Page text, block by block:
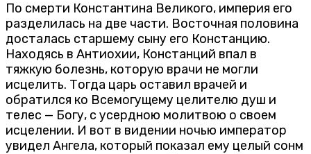
По смерти Константина Великого, империя его
разделилась на две части. Восточная половина
досталась старшему сыну его Констанцию.
Находясь в Антиохии, Констанций впал в
тяжкую болезнь, которую врачи не могли
исцелить. Тогда царь оставил врачей и
обратился ко Всемогущему целителю душ и
телес — Богу, с усердною молитвою о своем
исцелении. И вот в видении ночью император
увидел Ангела, который показал ему целый сонм